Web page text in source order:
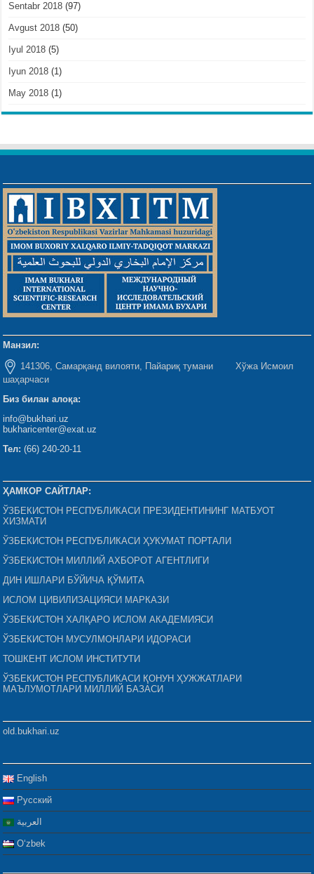
Sentabr 2018 (97)
Avgust 2018 (50)
Iyul 2018 (5)
Iyun 2018 (1)
May 2018 (1)
Манзил:
141306, Самарқанд вилояти, Пайариқ тумани Хўжа Исмоил
шаҳарчаси
Биз билан алоқа:
info@bukhari.uz
bukharicenter@exat.uz
Тел: (66) 240-20-11
ҲАМКОР САЙТЛАР:
ЎЗБЕКИСТОН РЕСПУБЛИКАСИ ПРЕЗИДЕНТИНИНГ МАТБУОТ
ХИЗМАТИ
ЎЗБЕКИСТОН РЕСПУБЛИКАСИ ҲУКУМАТ ПОРТАЛИ
ЎЗБЕКИСТОН МИЛЛИЙ АХБОРОТ АГЕНТЛИГИ
ДИН ИШЛАРИ БЎЙИЧА ҚЎМИТА
ИСЛОМ ЦИВИЛИЗАЦИЯСИ МАРКАЗИ
ЎЗБЕКИСТОН ХАЛҚАРО ИСЛОМ АКАДЕМИЯСИ
ЎЗБЕКИСТОН МУСУЛМОНЛАРИ ИДОРАСИ
ТОШКЕНТ ИСЛОМ ИНСТИТУТИ
ЎЗБЕКИСТОН РЕСПУБЛИКАСИ ҚОНУН ҲУЖЖАТЛАРИ
МАЪЛУМОТЛАРИ МИЛЛИЙ БАЗАСИ
old.bukhari.uz
English
Русский
العربية
Oʻzbek